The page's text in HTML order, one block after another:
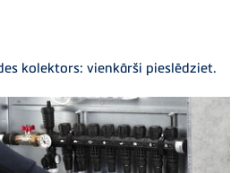
kolektors: vienkārši pieslēdziet.